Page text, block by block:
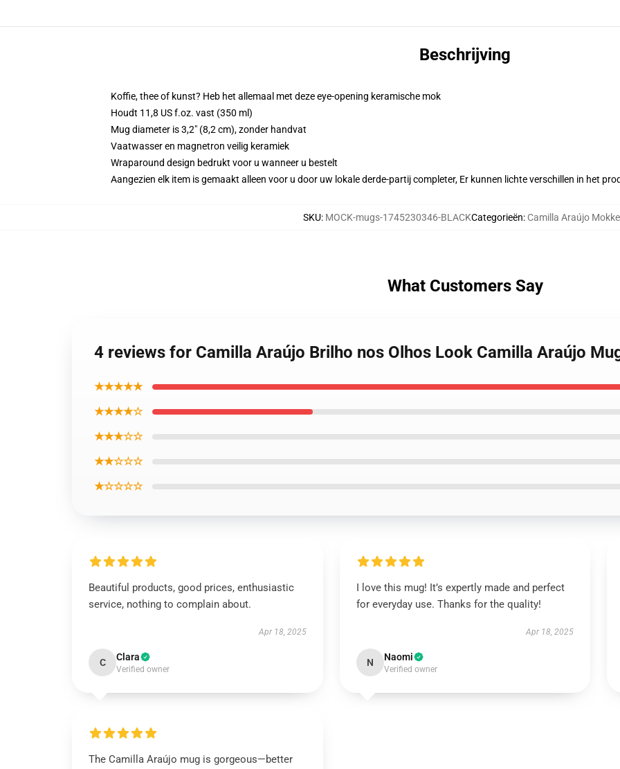
Beschrijving
Koffie, thee of kunst? Heb het allemaal met deze eye-opening keramische mok
Houdt 11,8 US f.oz. vast (350 ml)
Mug diameter is 3,2" (8,2 cm), zonder handvat
Vaatwasser en magnetron veilig keramiek
Wraparound design bedrukt voor u wanneer u bestelt
Aangezien elk item is gemaakt alleen voor u door uw lokale derde-partij completer, Er kunnen lichte verschillen in het
SKU: MOCK-mugs-1745230346-BLACKCategorieën: Camilla Araújo
What Customers Say
4 reviews for Camilla Araújo Brilho nos Olhos Look Camilla Araújo
★★★★★
★★★★☆
★★★☆☆
★★☆☆☆
★☆☆☆☆
Beautiful products, good prices, enthusiastic
service, nothing to complain about.
Apr 18, 2025
C Clara
Verified owner
I love this mug! It’s expertly made and perfect
for everyday use. Thanks for the quality!
Apr 18, 2025
N Naomi
Verified owner
The Camilla Araújo mug is gorgeous—better